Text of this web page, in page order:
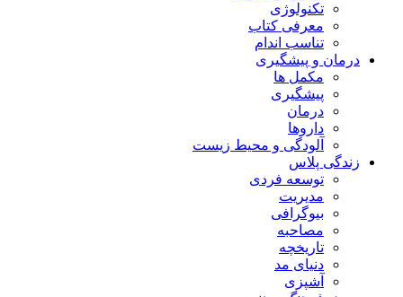
تکنولوژی
معرفی کتاب
تناسب اندام
درمان و پیشگیری
مکمل ها
پیشگیری
درمان
داروها
آلودگی و محیط زیست
زندگی پلاس
توسعه فردی
مدیریت
بیوگرافی
مصاحبه
تاریخچه
دنیای مد
آشپزی